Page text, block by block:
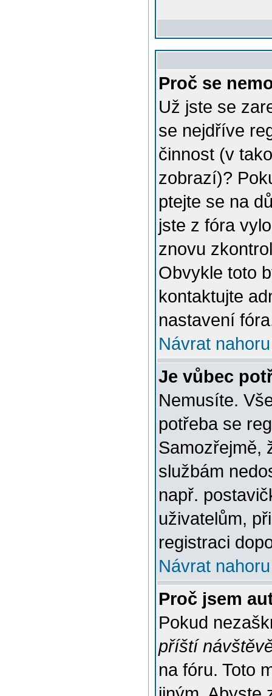
Proč se
Už jste se
se nejdříve
činnost (v
zobrazí)?
ptejte se na
jste z fóra
znovu
Obvykle toto
kontaktujte
nastavení
Návrat nahoru
Je vůbec
Nemusíte.
potřeba se
Samozřejmě,
službám
např.
uživatelům,
registraci
Návrat nahoru
Proč jsem
Pokud
příští
na fóru. Toto